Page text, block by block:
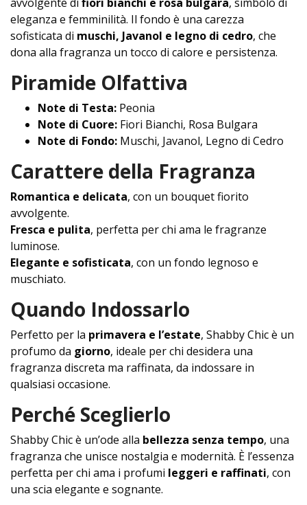
eleganza e femminilità. Il fondo è una carezza
sofisticata di muschi, Javanol e legno di cedro, che
dona alla fragranza un tocco di calore e persistenza.
Piramide Olfattiva
Note di Testa: Peonia
Note di Cuore: Fiori Bianchi, Rosa Bulgara
Note di Fondo: Muschi, Javanol, Legno di Cedro
Carattere della Fragranza
Romantica e delicata, con un bouquet fiorito
avvolgente.
Fresca e pulita, perfetta per chi ama le fragranze
luminose.
Elegante e sofisticata, con un fondo legnoso e
muschiato.
Quando Indossarlo
Perfetto per la primavera e l’estate, Shabby Chic è un
profumo da giorno, ideale per chi desidera una
fragranza discreta ma raffinata, da indossare in
qualsiasi occasione.
Perché Sceglierlo
Shabby Chic è un’ode alla bellezza senza tempo, una
fragranza che unisce nostalgia e modernità. È l’essenza
perfetta per chi ama i profumi leggeri e raffinati, con
una scia elegante e sognante.